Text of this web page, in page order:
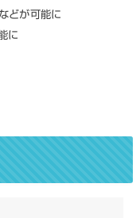
どが可能に
に